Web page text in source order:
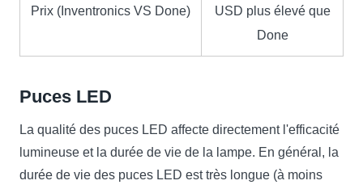
Prix ​​(Inventronics VS Done)
USD plus élevé que
Done
Puces LED
La qualité des puces LED affecte directement l'efficacité
lumineuse et la durée de vie de la lampe. En général, la
durée de vie des puces LED est très longue (à moins